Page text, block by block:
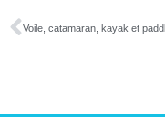
Voile, catamaran, kayak et